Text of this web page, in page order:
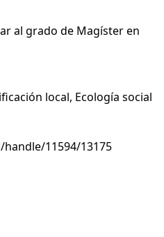
al grado de Magíster en
local, Ecología social
11594/13175